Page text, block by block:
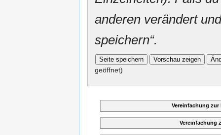
anderen verändert
speichern“.
geöffnet)
Vereinfachung
Vereinfachung